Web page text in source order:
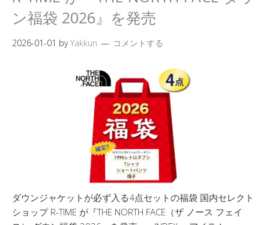
ン福袋 2026』を発売
2026-01-01 byYakkun コメントする
ダウンジャケットが必ず入る4点セットの福袋 国内セレクト
ショップ R-TIME が『THE NORTH FACE（ザ ノース フェイ